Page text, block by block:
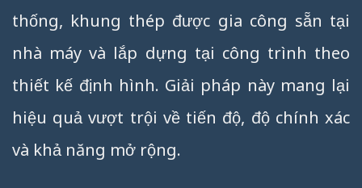
thống, khung thép được gia công sẵn tại
nhà máy và lắp dựng tại công trình theo
thiết kế định hình. Giải pháp này mang lại
hiệu quả vượt trội về tiến độ, độ chính xác
và khả năng mở rộng.